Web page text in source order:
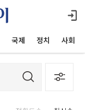
국제 정치 사회